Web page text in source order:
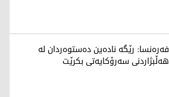
فەرەنسا: رێگە نادەین دەستوەردان لە
هەڵبژاردنی سەرۆکایەتی بکرێت